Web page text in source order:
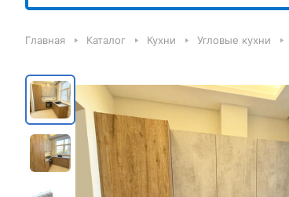
Главная Каталог Кухни Угловые кухни